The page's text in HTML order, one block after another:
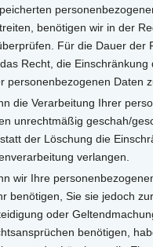
benötigen wir in der
Für die Dauer der
Recht, die Einschränkung
personenbezogenen Daten
die Verarbeitung Ihrer
unrechtmäßig geschah/
der Löschung die
verlangen.
wir Ihre
benötigen, Sie sie jedoch
oder
benötigen,